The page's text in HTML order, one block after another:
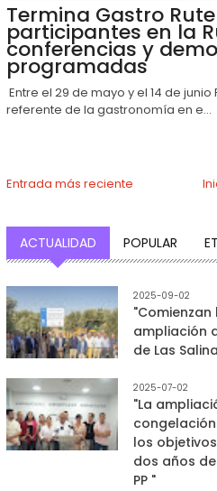
Termina Gastro
participantes en la
conferencias y
programadas
Entre el 29 de mayo y el 14 de
referente de la gastronomía en e...
Entrada más reciente
ACTUALIDAD POPULAR
2025-09-02
ampliación
de Las
2025-07-02
"La
los
dos años
PP "